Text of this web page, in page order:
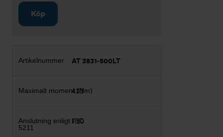
Köp
AT 3831-500LT
433
F10